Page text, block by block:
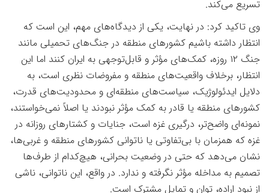
تسریع می‌کند.
وی تاکید کرد: در نهایت، یکی از دیدگاه‌های مهم، این است که
انتظار داشته باشیم کشورهای منطقه در جنگ‌های تحمیلی مانند
جنگ ۱۲ روزه، کمک‌های مؤثر و قابل‌توجهی به ایران کنند اما این
انتظار، برخلاف واقعیت‌های منطقه و مفروضات نظری است، به
دلایل ایدئولوژیک، سیاست‌های منطقه‌ای و محدودیت‌های قدرت،
کشورهای منطقه یا قادر به کمک مؤثر نبودند یا اصلاً نمی‌خواستند،
نمونه‌ای واضح‌تر، درگیری غزه است، جنایات و کشتارهای روزانه در
غزه که همزمان با بی‌تفاوتی یا ناتوانی کشورهای منطقه و غربی‌ها،
نشان می‌دهد که حتی در وضعیت بحرانی، هیچ‌کدام از طرف‌ها
تصمیم به مداخله مؤثر نگرفته و ندارد. در واقع، این ناتوانی، ناشی
از نبود اراده، توان و تمایل مشترک است.